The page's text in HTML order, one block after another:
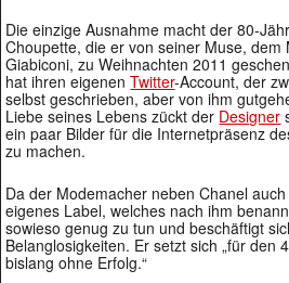
Die einzige Ausnahme macht der 80-
Choupette, die er von seiner Muse, dem
Giabiconi, zu Weihnachten 2011
hat ihren eigenenTwitter-Account, der
selbst geschrieben, aber von ihm
Liebe seines Lebens zückt der Designer
ein paar Bilder für die Internetpräsenz
zu machen.
Da der Modemacher neben Chanel
eigenes Label, welches nach ihm
sowieso genug zu tun und beschäftigt
Belanglosigkeiten. Er setzt sich „für den
bislang ohne Erfolg.“